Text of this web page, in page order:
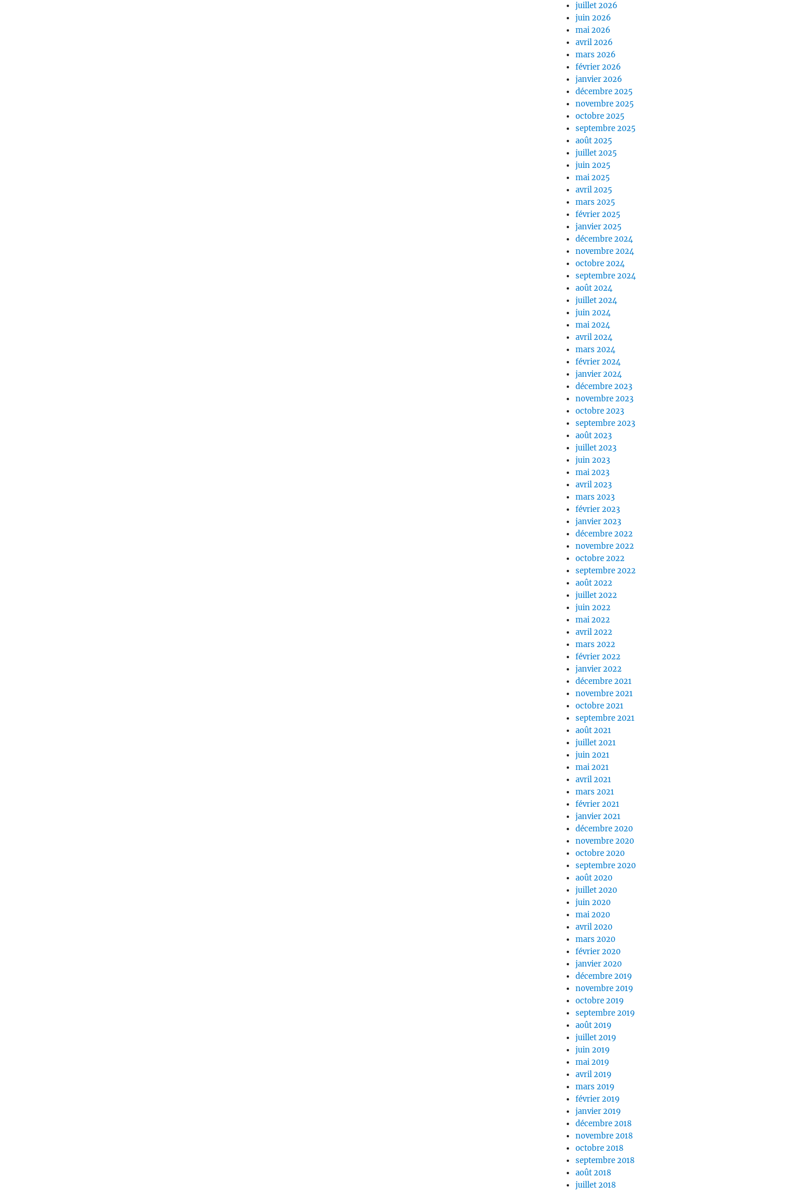
juillet 2026
juin 2026
mai 2026
avril 2026
mars 2026
février 2026
janvier 2026
décembre 2025
novembre 2025
octobre 2025
septembre 2025
août 2025
juillet 2025
juin 2025
mai 2025
avril 2025
mars 2025
février 2025
janvier 2025
décembre 2024
novembre 2024
octobre 2024
septembre 2024
août 2024
juillet 2024
juin 2024
mai 2024
avril 2024
mars 2024
février 2024
janvier 2024
décembre 2023
novembre 2023
octobre 2023
septembre 2023
août 2023
juillet 2023
juin 2023
mai 2023
avril 2023
mars 2023
février 2023
janvier 2023
décembre 2022
novembre 2022
octobre 2022
septembre 2022
août 2022
juillet 2022
juin 2022
mai 2022
avril 2022
mars 2022
février 2022
janvier 2022
décembre 2021
novembre 2021
octobre 2021
septembre 2021
août 2021
juillet 2021
juin 2021
mai 2021
avril 2021
mars 2021
février 2021
janvier 2021
décembre 2020
novembre 2020
octobre 2020
septembre 2020
août 2020
juillet 2020
juin 2020
mai 2020
avril 2020
mars 2020
février 2020
janvier 2020
décembre 2019
novembre 2019
octobre 2019
septembre 2019
août 2019
juillet 2019
juin 2019
mai 2019
avril 2019
mars 2019
février 2019
janvier 2019
décembre 2018
novembre 2018
octobre 2018
septembre 2018
août 2018
juillet 2018